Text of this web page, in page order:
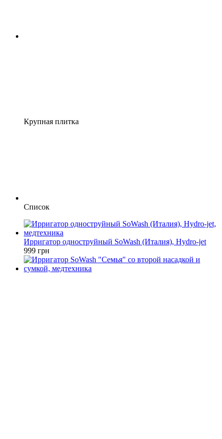
Крупная плитка
Список
Ирригатор одноструйный SoWash (Италия), Hydro-jet
999 грн